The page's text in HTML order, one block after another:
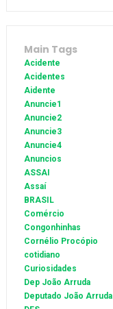
Main Tags
Acidente
Acidentes
Aidente
Anuncie1
Anuncie2
Anuncie3
Anuncie4
Anuncios
ASSAI
Assaí
BRASIL
Comércio
Congonhinhas
Cornélio Procópio
cotidiano
Curiosidades
Dep João Arruda
Deputado João Arruda